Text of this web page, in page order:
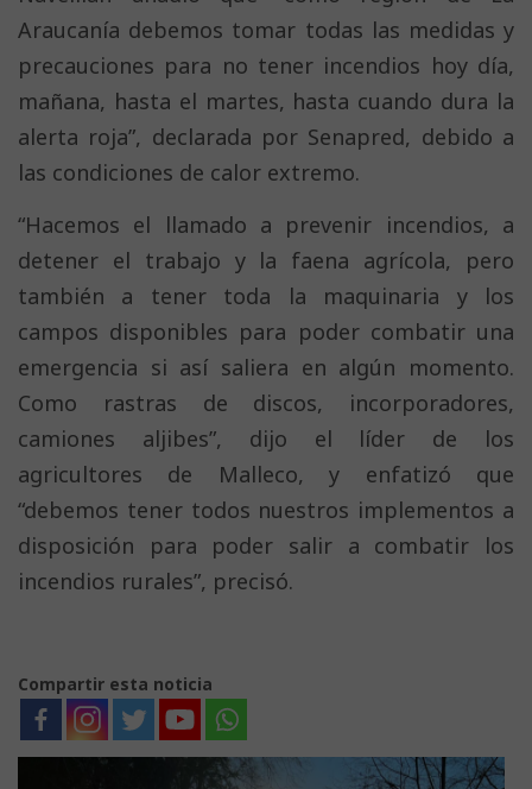
Araucanía debemos tomar todas las medidas y
precauciones para no tener incendios hoy día,
mañana, hasta el martes, hasta cuando dura la
alerta roja”, declarada por Senapred, debido a
las condiciones de calor extremo.
“Hacemos el llamado a prevenir incendios, a
detener el trabajo y la faena agrícola, pero
también a tener toda la maquinaria y los
campos disponibles para poder combatir una
emergencia si así saliera en algún momento.
Como rastras de discos, incorporadores,
camiones aljibes”, dijo el líder de los
agricultores de Malleco, y enfatizó que
“debemos tener todos nuestros implementos a
disposición para poder salir a combatir los
incendios rurales”, precisó.
Compartir esta noticia